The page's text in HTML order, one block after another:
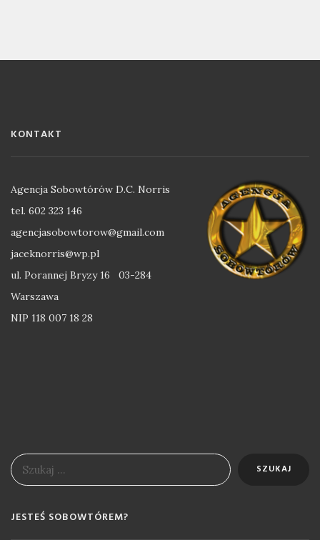
KONTAKT
Agencja Sobowtórów D.C. Norris
tel. 602 323 146
agencjasobowtorow@gmail.com
jaceknorris@wp.pl
ul. Porannej Bryzy 16 03-284
Warszawa
NIP 118 007 18 28
JESTEŚ SOBOWTÓREM?